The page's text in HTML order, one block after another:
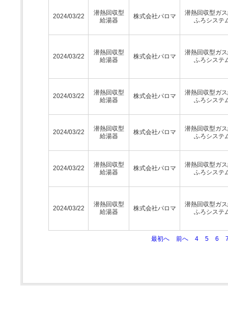
2024/03/22
潜熱回収型
給湯器
株式会社パロマ
潜熱回収型ガ
ふろシステ
2024/03/22
潜熱回収型
給湯器
株式会社パロマ
潜熱回収型ガ
ふろシステ
2024/03/22
潜熱回収型
給湯器
株式会社パロマ
潜熱回収型ガ
ふろシステ
2024/03/22
潜熱回収型
給湯器
株式会社パロマ
潜熱回収型ガ
ふろシステ
2024/03/22
潜熱回収型
給湯器
株式会社パロマ
潜熱回収型ガ
ふろシステ
2024/03/22
潜熱回収型
給湯器
株式会社パロマ
潜熱回収型ガ
ふろシステ
最初へ 前へ 4 5 6